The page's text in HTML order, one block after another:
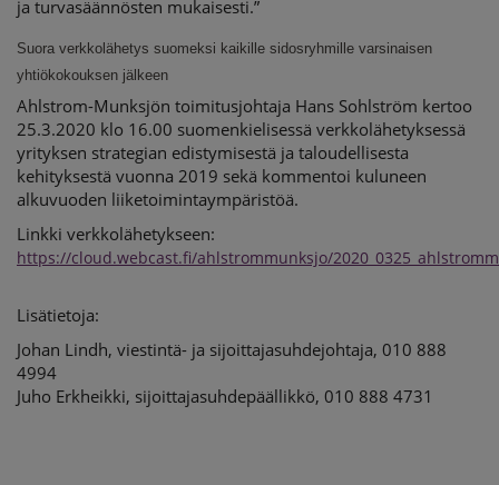
ja turvasäännösten mukaisesti.”
Suora verkkolähetys suomeksi kaikille sidosryhmille varsinaisen
yhtiökokouksen jälkeen
Ahlstrom-Munksjön toimitusjohtaja Hans Sohlström kertoo
25.3.2020 klo 16.00 suomenkielisessä verkkolähetyksessä
yrityksen strategian edistymisestä ja taloudellisesta
kehityksestä vuonna 2019 sekä kommentoi kuluneen
alkuvuoden liiketoimintaympäristöä.
Linkki verkkolähetykseen:
https://cloud.webcast.fi/ahlstrommunksjo/
Lisätietoja:
Johan Lindh, viestintä- ja sijoittajasuhdejohtaja, 010 888
4994
Juho Erkheikki, sijoittajasuhdepäällikkö, 010 888 4731